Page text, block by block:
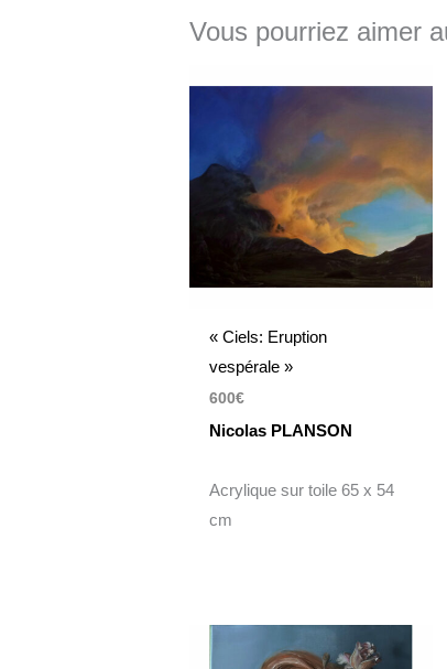
Vous pourriez aimer
« Ciels: Eruption
vespérale »
600€
Nicolas PLANSON
Acrylique sur toile 65 x 54
cm